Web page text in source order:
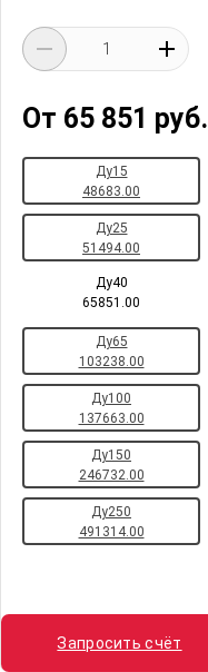
От 65 851 руб.
Запросить счёт
Ду15
48683.00
Ду25
51494.00
Ду40
65851.00
Ду65
103238.00
Ду100
137663.00
Ду150
246732.00
Ду250
491314.00